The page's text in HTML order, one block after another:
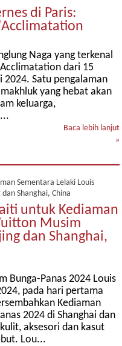
di Paris:
Naga yang terkenal
dari 15
2024. Satu pengalaman
yang hebat akan
keluarga,
Baca lebih lanjut
»
untuk Kediaman
Musim
dan Shanghai,
Bunga-Panas 2024 Louis
pada hari pertama
Kediaman
2024 di Shanghai dan
aksesori dan kasut
Lou...